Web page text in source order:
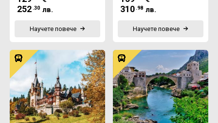
252 .30 лв.
Научете повече
310 .98 лв.
Научете повече